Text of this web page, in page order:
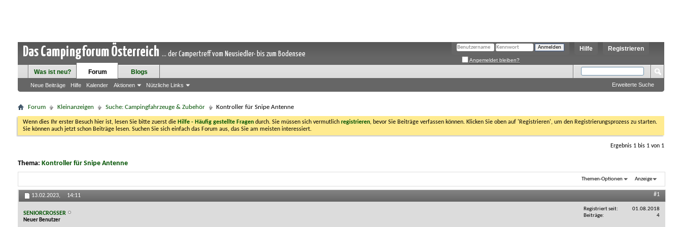
Das Campingforum Österreich ... der Campertreff vom Neusiedler- bis zum Bodensee
Registrieren
Hilfe
Angemeldet bleiben?
Was ist neu? Forum
Neue Beiträge Hilfe Kalender Aktionen Nützliche Links
Blogs
Erweiterte Suche
Forum Kleinanzeigen Suche: Campingfahrzeuge & Zubehör Kontroller für Snipe Antenne
Wenn dies Ihr erster Besuch hier ist, lesen Sie bitte zuerst die Hilfe - Häufig gestellte Fragen durch. Sie müssen sich vermutlich registrieren, bevor Sie Beiträge verfassen können. Klicken Sie oben auf 'Registrieren', um den Registrierungsprozess zu starten.
Sie können auch jetzt schon Beiträge lesen. Suchen Sie sich einfach das Forum aus, das Sie am meisten interessiert.
Ergebnis 1 bis 1 von 1
Thema: Kontroller für Snipe Antenne
Themen-Optionen Anzeige
13.02.2023, 14:11 #1
SENIORCROSSER
Neuer Benutzer
Registriert seit
01.08.2018
Beiträge
4